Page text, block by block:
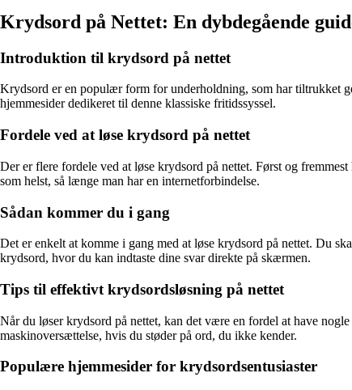
Krydsord på Nettet: En dybdegående
Introduktion til krydsord på nettet
Krydsord er en populær form for underholdning, som har tiltrukket
hjemmesider dedikeret til denne klassiske fritidssyssel.
Fordele ved at løse krydsord på nettet
Der er flere fordele ved at løse krydsord på nettet. Først og
som helst, så længe man har en internetforbindelse.
Sådan kommer du i gang
Det er enkelt at komme i gang med at løse krydsord på nettet. Du
krydsord, hvor du kan indtaste dine svar direkte på skærmen.
Tips til effektivt krydsordsløsning på nettet
Når du løser krydsord på nettet, kan det være en fordel at have
maskinoversættelse, hvis du støder på ord, du ikke kender.
Populære hjemmesider for krydsordsentusiaster